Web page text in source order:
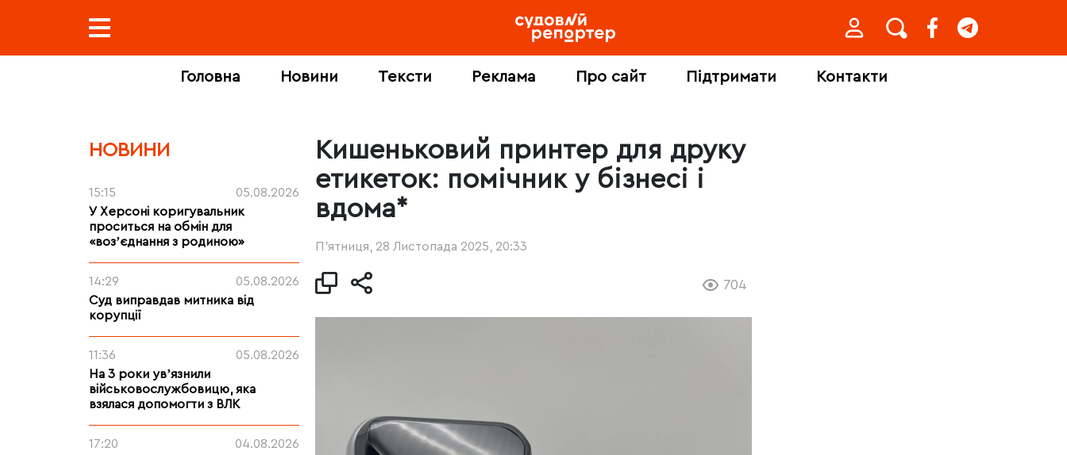
Головна Новини Тексти Реклама Про сайт Підтримати Контакти
НОВИНИ
15:15
05.08.2026
У Херсоні коригувальник
проситься на обмін для
«возʼєднання з родиною»
14:29
05.08.2026
Суд виправдав митника від
корупції
11:36
05.08.2026
На 3 роки увʼязнили
військовослужбовицю, яка
взялася допомогти з ВЛК
17:20
04.08.2026
Кишеньковий принтер для друку
етикеток: помічник у бізнесі і
вдома*
П’ятниця, 28 Листопада 2025, 20:33
704